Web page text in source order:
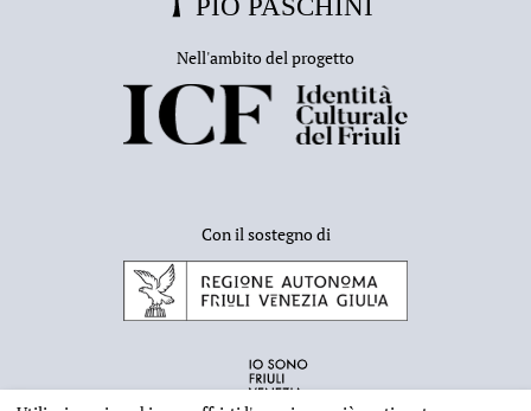
Nell'ambito del progetto
Con il sostegno di